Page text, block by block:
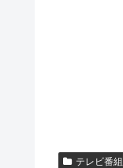
テレビ番組